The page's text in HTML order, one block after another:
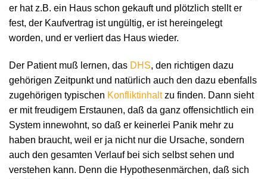
er hat z.B. ein Haus schon gekauft und plötzlich stellt er
fest, der Kaufvertrag ist ungültig, er ist hereingelegt
worden, und er verliert das Haus wieder.
Der Patient muß lernen, das DHS, den richtigen dazu
gehörigen Zeitpunkt und natürlich auch den dazu ebenfalls
zugehörigen typischen Konfliktinhaltzu finden. Dann sieht
er mit freudigem Erstaunen, daß da ganz offensichtlich ein
System innewohnt, so daß er keinerlei Panik mehr zu
haben braucht, weil er ja nicht nur die Ursache, sondern
auch den gesamten Verlauf bei sich selbst sehen und
verstehen kann. Denn die Hypothesenmärchen, daß sich